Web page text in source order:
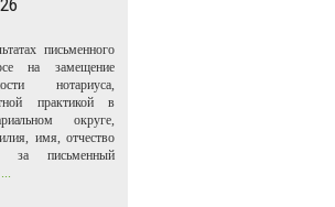
письменного
на замещение
нотариуса,
практикой в
округе,
имя, отчество
за письменный